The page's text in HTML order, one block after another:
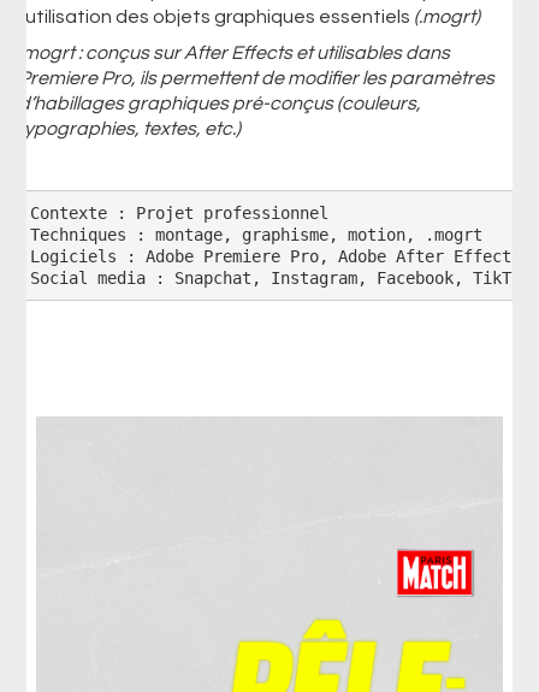
l’utilisation des objets graphiques essentiels (.mogrt)
.mogrt : conçus sur After Effects et utilisables dans
Premiere Pro, ils permettent de modifier les paramètres
d’habillages graphiques pré-conçus (couleurs,
typographies, textes, etc.)
Contexte : Projet professionnel
Techniques : montage, graphisme, motion, .mogrt
Logiciels : Adobe Premiere Pro, Adobe After Effects,
Social media : Snapchat, Instagram, Facebook, TikTok,